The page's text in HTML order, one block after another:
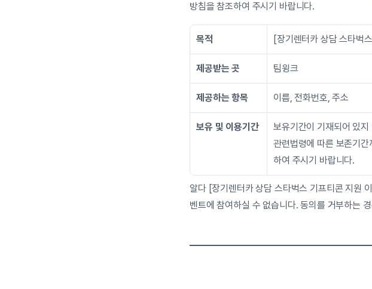
방침을 참조하여 주시기 바랍니다.
목적 [장기렌터카 상담 스타벅
제공받는 곳 팀윙크
제공하는 항목 이름, 전화번호, 주소
보유 및 이용기간
보유기간이 기재되어 있
관련법령에 따른 보존기
하여 주시기 바랍니다.
알다 [장기렌터카 상담 스타벅스 기프티콘 지원
벤트에 참여하실 수 없습니다. 동의를 거부하는